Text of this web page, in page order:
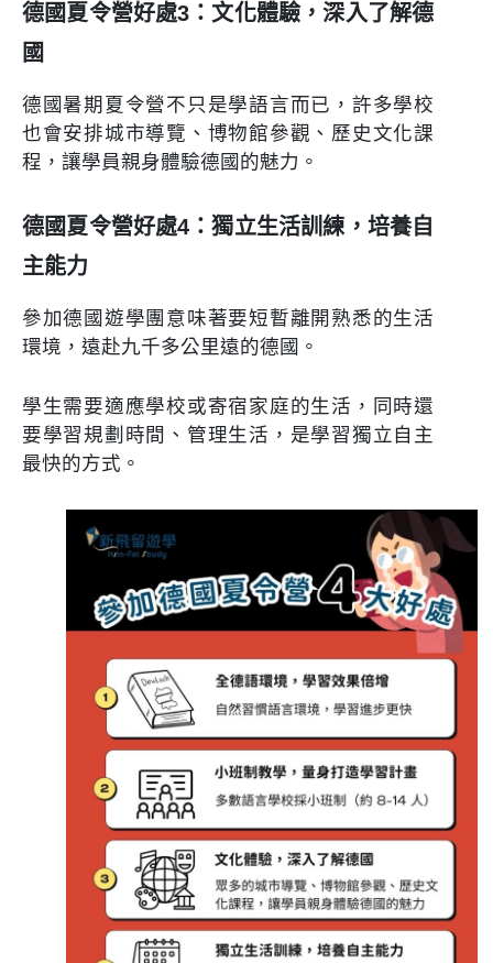
德國夏令營好處3：文化體驗，深入了解德
國
德國暑期夏令營不只是學語言而已，許多學校
也會安排城市導覽、博物館參觀、歷史文化課
程，讓學員親身體驗德國的魅力。
德國夏令營好處4：獨立生活訓練，培養自
主能力
參加德國遊學團意味著要短暫離開熟悉的生活
環境，遠赴九千多公里遠的德國。
學生需要適應學校或寄宿家庭的生活，同時還
要學習規劃時間、管理生活，是學習獨立自主
最快的方式。